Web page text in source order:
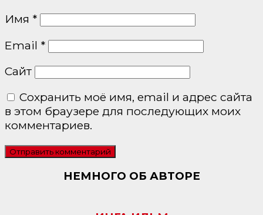
Имя *
Email *
Сайт
Сохранить моё имя, email и адрес сайта
в этом браузере для последующих моих
комментариев.
НЕМНОГО ОБ АВТОРЕ